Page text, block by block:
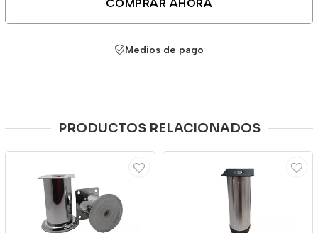
COMPRAR AHORA
Medios de pago
PRODUCTOS RELACIONADOS